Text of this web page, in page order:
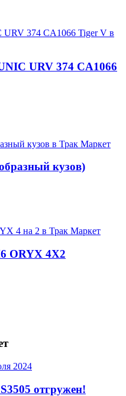
URV 374 CA1066
кузов)
ORYX 4X2
отгружен!